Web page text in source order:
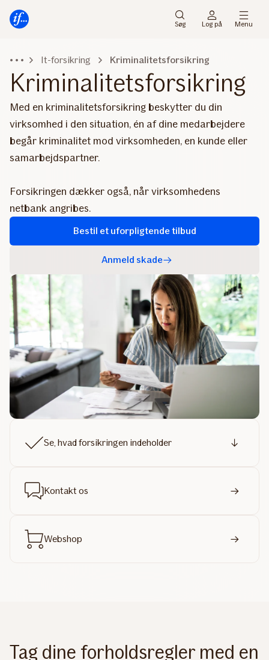
Søg Log på Menu
It-forsikring Kriminalitetsforsikring
Kriminalitetsforsikring
Med en kriminalitetsforsikring beskytter du din
virksomhed i den situation, én af dine medarbejdere
begår kriminalitet mod virksomheden, en kunde eller
samarbejdspartner.
Forsikringen dækker også, når virksomhedens
netbank angribes.
Bestil et uforpligtende tilbud
Anmeld skade
Se, hvad forsikringen indeholder
Kontakt os
Webshop
Tag dine forholdsregler med en